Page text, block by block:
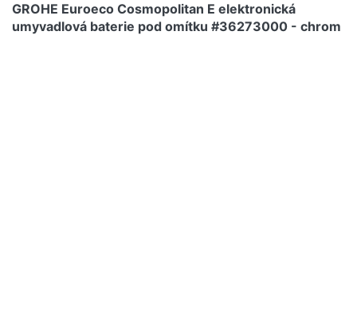
GROHE Euroeco Cosmopolitan E elektronická
umyvadlová baterie pod omítku #36273000 - chrom